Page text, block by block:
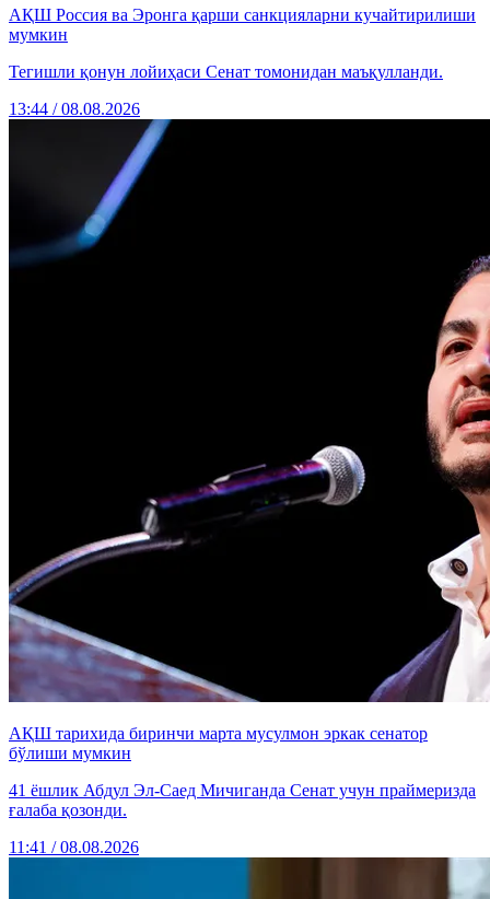
АҚШ Россия ва Эронга қарши санкцияларни кучайтирилиши
мумкин
Тегишли қонун лойиҳаси Сенат томонидан маъқулланди.
13:44 / 08.08.2026
АҚШ тарихида биринчи марта мусулмон эркак сенатор
бўлиши мумкин
41 ёшлик Абдул Эл-Саед Мичиганда Сенат учун праймеризда
ғалаба қозонди.
11:41 / 08.08.2026